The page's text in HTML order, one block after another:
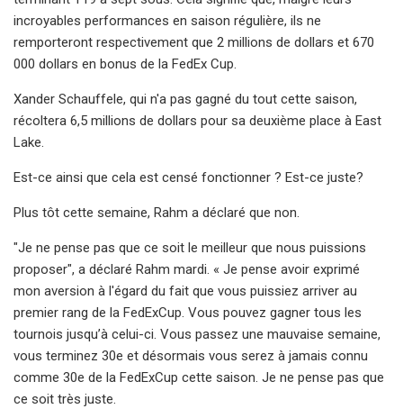
incroyables performances en saison régulière, ils ne
remporteront respectivement que 2 millions de dollars et 670
000 dollars en bonus de la FedEx Cup.
Xander Schauffele, qui n'a pas gagné du tout cette saison,
récoltera 6,5 ​​millions de dollars pour sa deuxième place à East
Lake.
Est-ce ainsi que cela est censé fonctionner ? Est-ce juste?
Plus tôt cette semaine, Rahm a déclaré que non.
"Je ne pense pas que ce soit le meilleur que nous puissions
proposer", a déclaré Rahm mardi. « Je pense avoir exprimé
mon aversion à l'égard du fait que vous puissiez arriver au
premier rang de la FedExCup. Vous pouvez gagner tous les
tournois jusqu’à celui-ci. Vous passez une mauvaise semaine,
vous terminez 30e et désormais vous serez à jamais connu
comme 30e de la FedExCup cette saison. Je ne pense pas que
ce soit très juste.